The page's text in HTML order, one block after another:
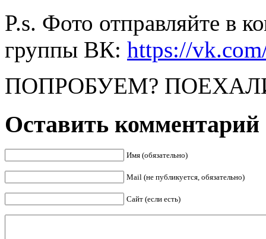
P.s. Фото отправляйте в
группы ВК: https://
ПОПРОБУЕМ?
Оставить комментарий
Имя (обязательно)
Mail (не публикуется, обязательно)
Сайт (если есть)